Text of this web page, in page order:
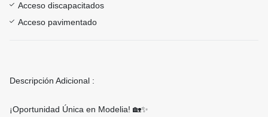
Acceso discapacitados
Acceso pavimentado
Descripción Adicional :
¡Oportunidad Única en Modelia! 🏡✨